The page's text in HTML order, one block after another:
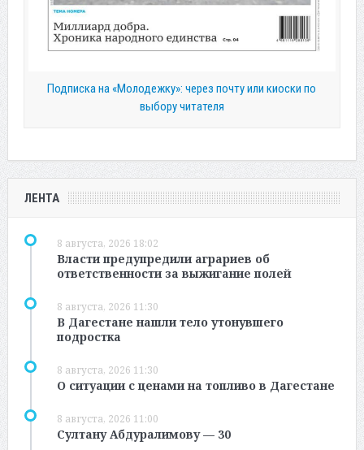
Подписка на «Молодежку»: через почту или киоски по
выбору читателя
ЛЕНТА
8 августа, 2026 18:02
Власти предупредили аграриев об
ответственности за выжигание полей
8 августа, 2026 11:30
В Дагестане нашли тело утонувшего
подростка
8 августа, 2026 11:30
О ситуации с ценами на топливо в Дагестане
8 августа, 2026 11:00
Султану Абдуралимову — 30